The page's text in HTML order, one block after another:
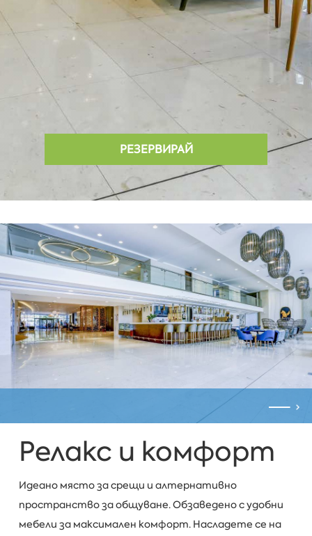
РЕЗЕРВИРАЙ
Релакс и комфорт
Идеано място за срещи и алтернативно
пространство за общуване. Обзаведено с удобни
мебели за максимален комфорт. Насладете се на